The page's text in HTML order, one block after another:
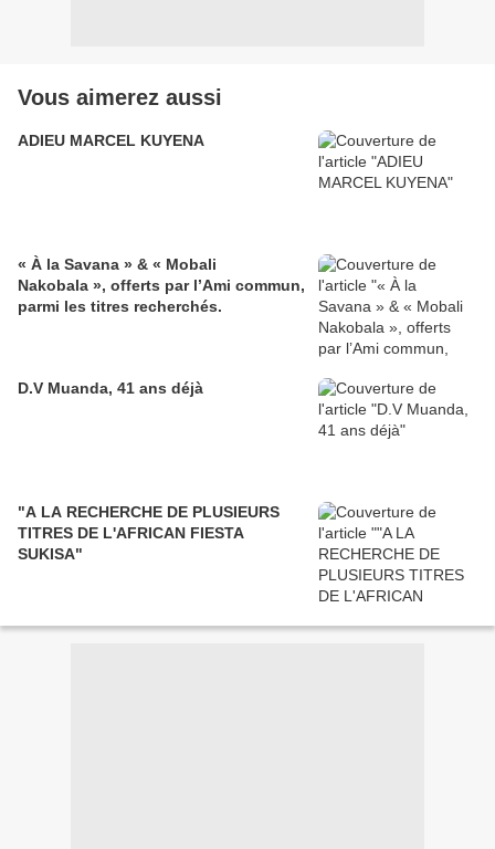
Vous aimerez aussi
ADIEU MARCEL KUYENA
« À la Savana » & « Mobali
Nakobala », offerts par l’Ami commun,
parmi les titres recherchés.
D.V Muanda, 41 ans déjà
"A LA RECHERCHE DE PLUSIEURS
TITRES DE L'AFRICAN FIESTA
SUKISA"